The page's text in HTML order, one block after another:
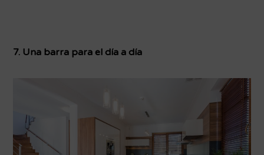
7. Una barra para el día a día